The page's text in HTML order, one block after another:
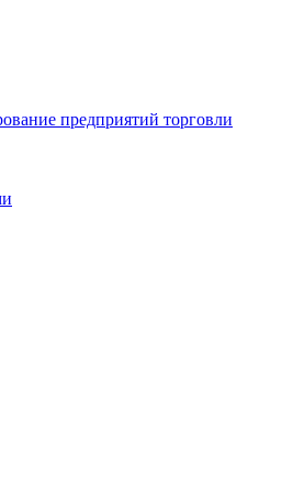
предприятий торговли